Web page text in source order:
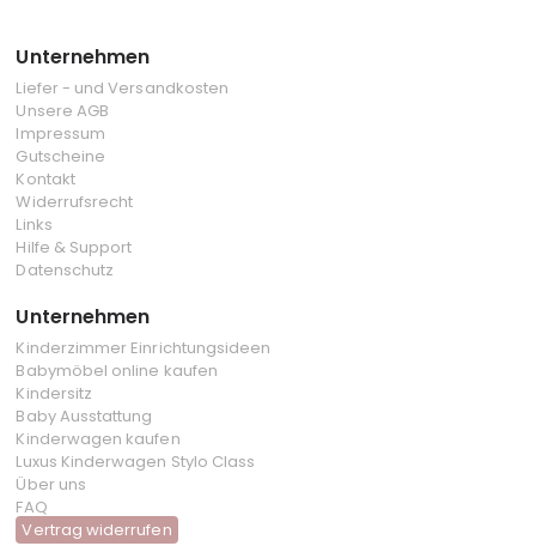
Unternehmen
Liefer - und Versandkosten
Unsere AGB
Impressum
Gutscheine
Kontakt
Widerrufsrecht
Links
Hilfe & Support
Datenschutz
Unternehmen
Kinderzimmer Einrichtungsideen
Babymöbel online kaufen
Kindersitz
Baby Ausstattung
Kinderwagen kaufen
Luxus Kinderwagen Stylo Class
Über uns
FAQ
Vertrag widerrufen